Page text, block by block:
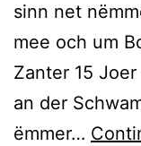
sinn net
mee och um
Zanter 15
an der
ëmmer…